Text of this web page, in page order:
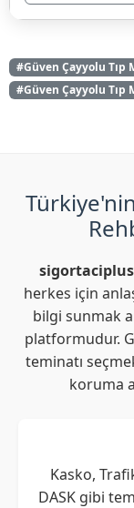
#Güven Çayyolu Tıp
#Güven Çayyolu Tıp
herkes için
bilgi sunmak
platformudur.
teminatı
koruma
Kasko,
DASK gibi